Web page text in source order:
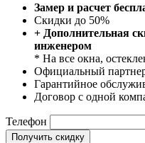
Замер и расчет
Скидки до 50%
+ Дополнительная
инженером
* На все окна,
Официальный
Гарантийное
Договор с одной
Телефон
Получить скидку